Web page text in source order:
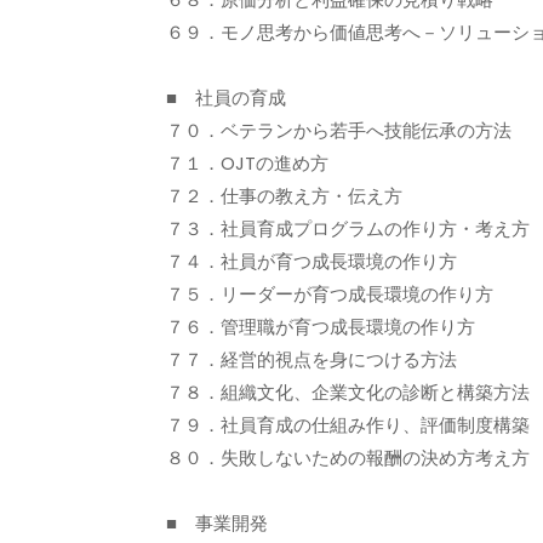
６９．モノ思考から価値思考へ－ソリューシ
■ 社員の育成
７０．ベテランから若手へ技能伝承の方法
７１．OJTの進め方
７２．仕事の教え方・伝え方
７３．社員育成プログラムの作り方・考え方
７４．社員が育つ成長環境の作り方
７５．リーダーが育つ成長環境の作り方
７６．管理職が育つ成長環境の作り方
７７．経営的視点を身につける方法
７８．組織文化、企業文化の診断と構築方法
７９．社員育成の仕組み作り、評価制度構築
８０．失敗しないための報酬の決め方考え方
■ 事業開発